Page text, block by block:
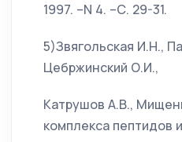
1997. –N 4. –С. 29-31.
5)Звягольская И.Н.,
Цебржинский О.И.,
Катрушов А.В.,
комплекса пептидов